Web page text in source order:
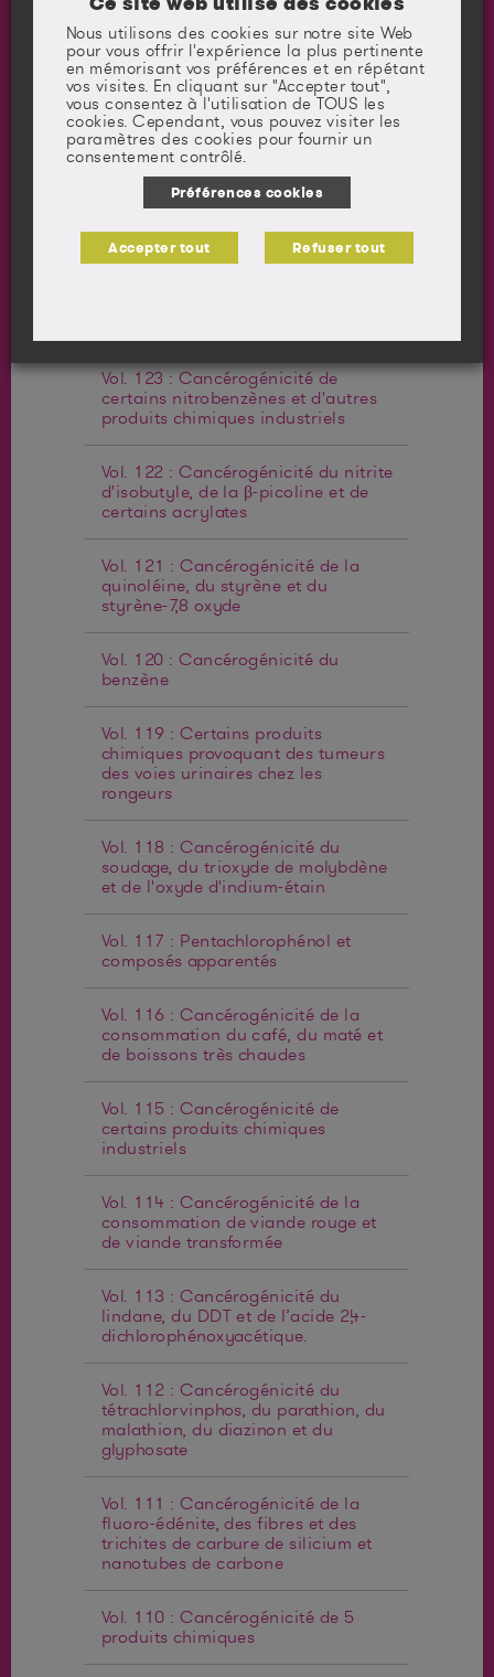
Vol. 127 : Cancérogénicité de
certaines amines aromatiques et
composés apparentés
Vol. 126 : Cancérogénicité de la
consommation d'opium
Vol. 125 : Cancérogénicité de
certains intermédiaires chimiques
industriels et solvants
Vol. 123 : Cancérogénicité de
certains nitrobenzènes et d'autres
produits chimiques industriels
Vol. 122 : Cancérogénicité du nitrite
d'isobutyle, de la β-picoline et de
certains acrylates
Vol. 121 : Cancérogénicité de la
quinoléine, du styrène et du
styrène-7,8 oxyde
Vol. 120 : Cancérogénicité du
benzène
Vol. 119 : Certains produits
chimiques provoquant des tumeurs
des voies urinaires chez les
rongeurs
Vol. 118 : Cancérogénicité du
soudage, du trioxyde de molybdène
et de l'oxyde d'indium-étain
Vol. 117 : Pentachlorophénol et
composés apparentés
Vol. 116 : Cancérogénicité de la
consommation du café, du maté et
de boissons très chaudes
Vol. 115 : Cancérogénicité de
certains produits chimiques
industriels
Vol. 114 : Cancérogénicité de la
consommation de viande rouge et
de viande transformée
Vol. 113 : Cancérogénicité du
lindane, du DDT et de l’acide 2,4-
dichlorophénoxyacétique.
Vol. 112 : Cancérogénicité du
tétrachlorvinphos, du parathion, du
malathion, du diazinon et du
glyphosate
Vol. 111 : Cancérogénicité de la
fluoro-édénite, des fibres et des
trichites de carbure de silicium et
nanotubes de carbone
Vol. 110 : Cancérogénicité de 5
produits chimiques
Nous utilisons des cookies sur notre site Web
pour vous offrir l'expérience la plus pertinente
en mémorisant vos préférences et en répétant
vos visites. En cliquant sur "Accepter tout",
vous consentez à l'utilisation de TOUS les
cookies. Cependant, vous pouvez visiter les
paramètres des cookies pour fournir un
consentement contrôlé.
Préférences cookies
Accepter tout Refuser tout